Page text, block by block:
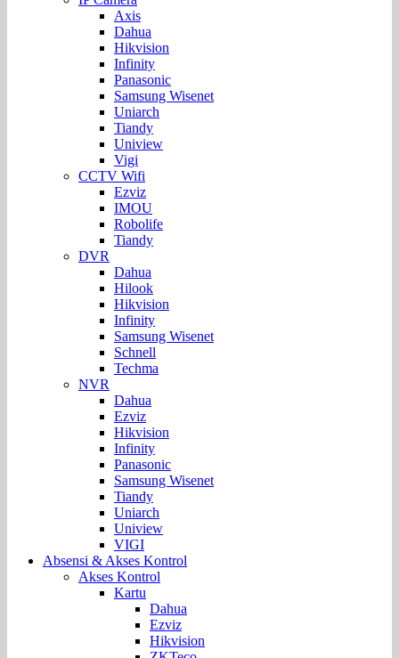
Axis
Dahua
Hikvision
Infinity
Panasonic
Samsung Wisenet
Uniarch
Tiandy
Uniview
Vigi
CCTV Wifi
Ezviz
IMOU
Robolife
Tiandy
DVR
Dahua
Hilook
Hikvision
Infinity
Samsung Wisenet
Schnell
Techma
NVR
Dahua
Ezviz
Hikvision
Infinity
Panasonic
Samsung Wisenet
Tiandy
Uniarch
Uniview
VIGI
Absensi & Akses Kontrol
Akses Kontrol
Kartu
Dahua
Ezviz
Hikvision